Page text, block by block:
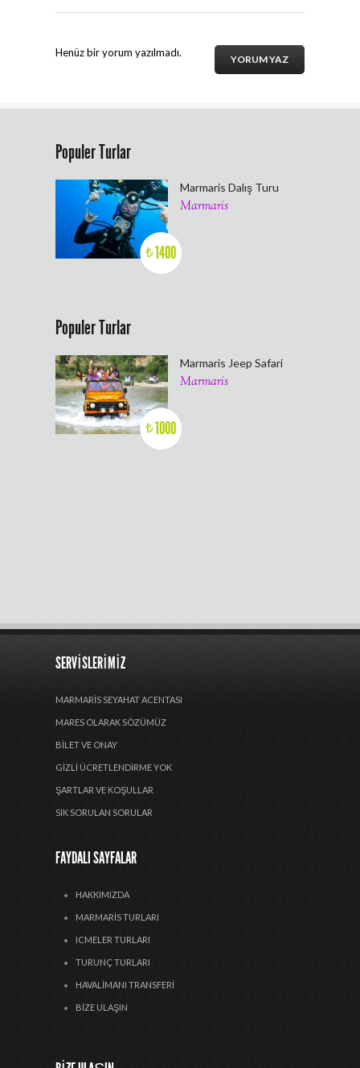
YORUM YAZ
Henüz bir yorum yazılmadı.
Populer Turlar
₺1400
Marmaris Dalış Turu
Marmaris
Populer Turlar
₺1000
Marmaris Jeep Safari
Marmaris
SERVISLERIMIZ
MARMARIS SEYAHAT ACENTASI
MARES OLARAK SÖZÜMÜZ
BILET VE ONAY
GIZLI ÜCRETLENDIRME YOK
ŞARTLAR VE KOŞULLAR
SIK SORULAN SORULAR
FAYDALI SAYFALAR
HAKKIMIZDA
MARMARIS TURLARI
ICMELER TURLARI
TURUNÇ TURLARI
HAVALIMANI TRANSFERI
BIZE ULAŞIN